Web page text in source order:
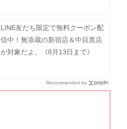
LINE友だち限定で無料クーポン配
信中！無添蔵の新宿店＆中目黒店
が対象だよ。《8月13日まで》
Recommended by